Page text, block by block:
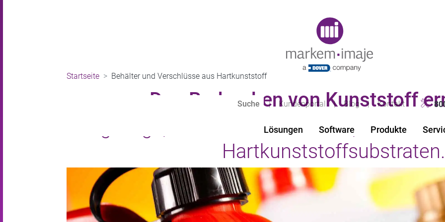
| Kundenportal | Blog | Kontakt
Lösungen Software Produkte
Startseite Behälter und Verschlüsse aus Hartkunststoff
Das Bedrucken von Kunststoff
langlebige, 100 % lesbare Codes, selbst
Hartkunststoffsubstraten.